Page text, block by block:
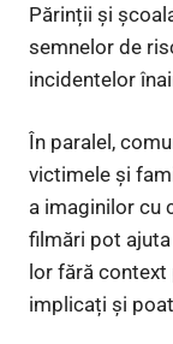
Părinții și
semnelor de
incidentelor
În paralel,
victimele și
a imaginilor cu
filmări pot
lor fără
implicați și